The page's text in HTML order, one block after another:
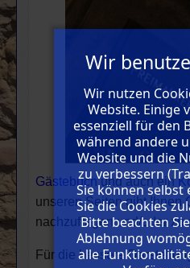
Gästebuchund auch ein
unseren Seiten gibt Ihnen
nachzufragen und/oder zu
Für die bessere
Wir
Wir nutzen
Website. Einige
essenziell für den
während andere
Website und die
zu verbessern
Sie können selbst
Sie die Cookies
Bitte beachten
Ablehnung
alle